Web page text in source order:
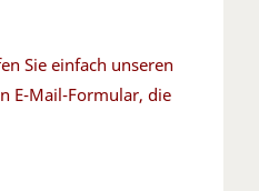
Sie einfach unseren
E-Mail-Formular, die